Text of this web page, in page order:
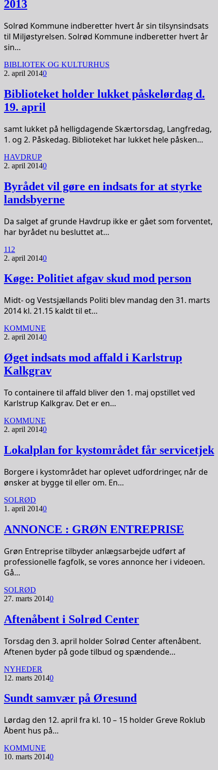
2013
Solrød Kommune indberetter hvert år sin tilsynsindsats
til Miljøstyrelsen. Solrød Kommune indberetter hvert år
sin…
BIBLIOTEK OG KULTURHUS
2. april 20140
Biblioteket holder lukket påskelørdag d.
19. april
samt lukket på helligdagende Skærtorsdag, Langfredag,
1. og 2. Påskedag. Biblioteket har lukket hele påsken…
HAVDRUP
2. april 20140
Byrådet vil gøre en indsats for at styrke
landsbyerne
Da salget af grunde Havdrup ikke er gået som forventet,
har byrådet nu besluttet at…
112
2. april 20140
Køge: Politiet afgav skud mod person
Midt- og Vestsjællands Politi blev mandag den 31. marts
2014 kl. 21.15 kaldt til et…
KOMMUNE
2. april 20140
Øget indsats mod affald i Karlstrup
Kalkgrav
To containere til affald bliver den 1. maj opstillet ved
Karlstrup Kalkgrav. Det er en…
KOMMUNE
2. april 20140
Lokalplan for kystområdet får servicetjek
Borgere i kystområdet har oplevet udfordringer, når de
ønsker at bygge til eller om. En…
SOLRØD
1. april 20140
ANNONCE : GRØN ENTREPRISE
Grøn Entreprise tilbyder anlægsarbejde udført af
professionelle fagfolk, se vores annonce her i videoen.
Gå…
SOLRØD
27. marts 20140
Aftenåbent i Solrød Center
Torsdag den 3. april holder Solrød Center aftenåbent.
Aftenen byder på gode tilbud og spændende…
NYHEDER
12. marts 20140
Sundt samvær på Øresund
Lørdag den 12. april fra kl. 10 – 15 holder Greve Roklub
Åbent hus på…
KOMMUNE
10. marts 20140